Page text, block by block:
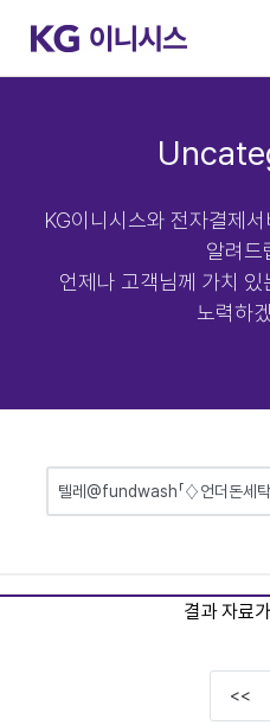
KG이니시스와 전자결제
알려드
언제나 고객님께 가치
노력하
결과 자료
<<